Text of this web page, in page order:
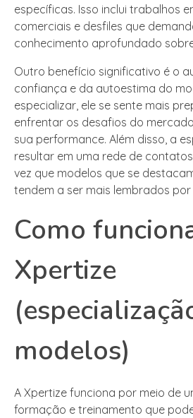
específicas. Isso inclui trabalhos
comerciais e desfiles que
conhecimento aprofundado
Outro benefício significativo é o
confiança e da autoestima do
especializar, ele se sente mais
enfrentar os desafios do
sua performance. Além disso, a
resultar em uma rede de
vez que modelos que se
tendem a ser mais lembrados
Como
Xpertize
modelos)
A Xpertize funciona por meio de
formação e treinamento que